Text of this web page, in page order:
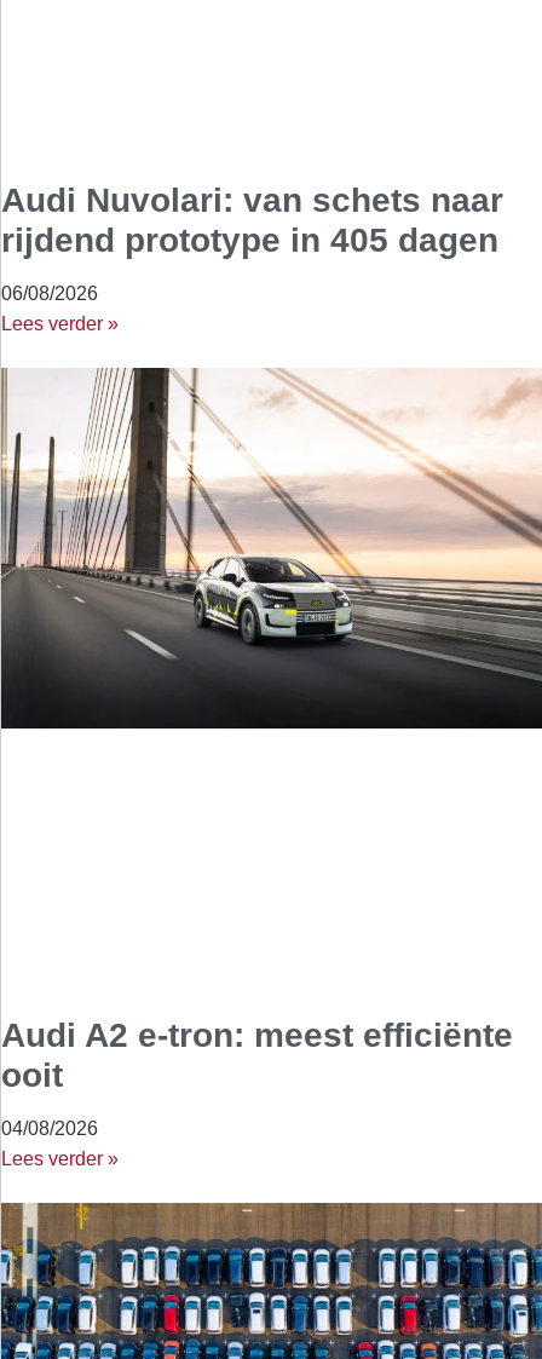
Audi Nuvolari: van schets naar
rijdend prototype in 405 dagen
06/08/2026
Lees verder »
Audi A2 e-tron: meest efficiënte
ooit
04/08/2026
Lees verder »